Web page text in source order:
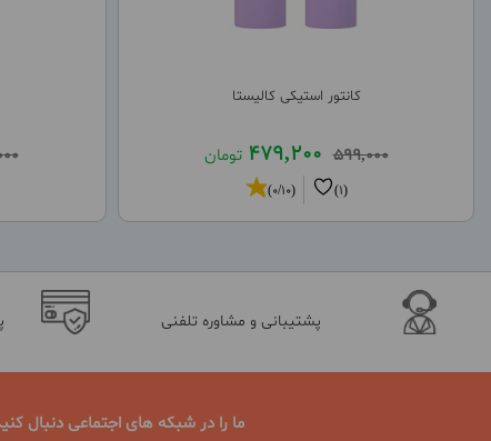
کانتور استیکی کالیستا
599,000
479,200 تومان
(1)
(0/10)
پشتیبانی و مشاوره تلفنی
ما را در شبکه های اجتماعی دنبال